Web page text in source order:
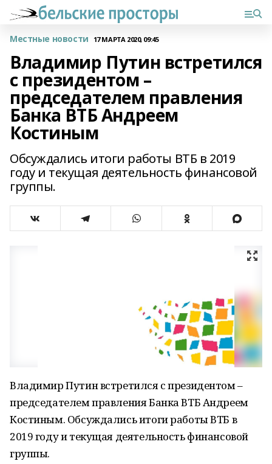
Местные новости 17 МАРТА 2020, 09:45
Владимир Путин встретился
с президентом –
председателем правления
Банка ВТБ Андреем
Костиным
Обсуждались итоги работы ВТБ в 2019
году и текущая деятельность финансовой
группы.
Владимир Путин встретился с президентом –
председателем правления Банка ВТБ Андреем
Костиным. Обсуждались итоги работы ВТБ в
2019 году и текущая деятельность финансовой
группы.